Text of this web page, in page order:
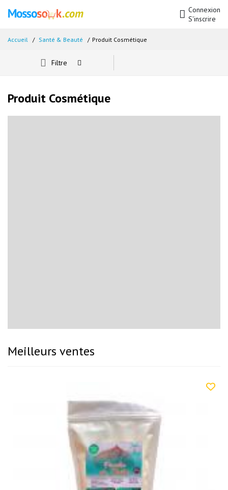
Connexion
S'inscrire
Accueil Santé & Beauté Produit Cosmétique
Filtre
Produit Cosmétique
Meilleurs ventes